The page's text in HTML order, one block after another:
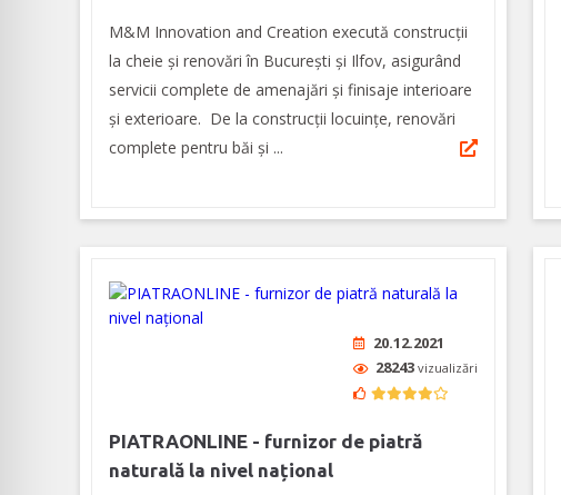
M&M Innovation and Creation execută construcții
la cheie și renovări în București și Ilfov, asigurând
servicii complete de amenajări și finisaje interioare
și exterioare. De la construcții locuințe, renovări
complete pentru băi și ...
20.12.2021
28243 vizualizări
PIATRAONLINE - furnizor de piatră
naturală la nivel național